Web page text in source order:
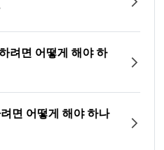
려면 어떻게 해야 하
면 어떻게 해야 하나